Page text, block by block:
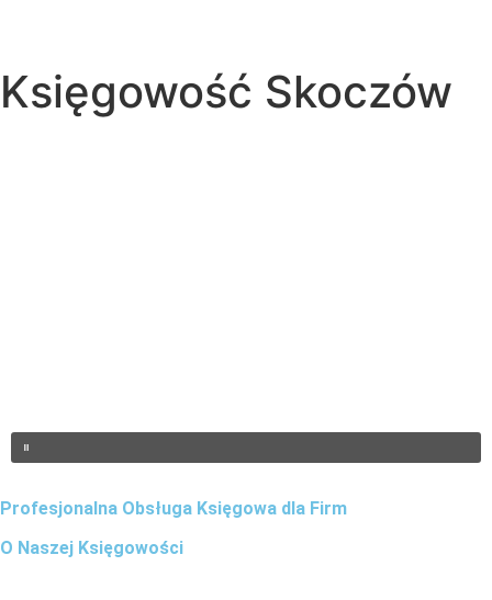
Księgowość Skoczów
Profesjonalna Obsługa Księgowa dla Firm
O Naszej Księgowości